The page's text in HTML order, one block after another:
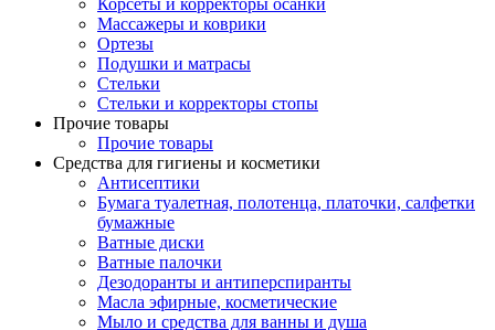
Корсеты и корректоры осанки
Массажеры и коврики
Ортезы
Подушки и матрасы
Стельки
Стельки и корректоры стопы
Прочие товары
Прочие товары
Средства для гигиены и косметики
Антисептики
Бумага туалетная, полотенца, платочки, салфетки
бумажные
Ватные диски
Ватные палочки
Дезодоранты и антиперспиранты
Масла эфирные, косметические
Мыло и средства для ванны и душа